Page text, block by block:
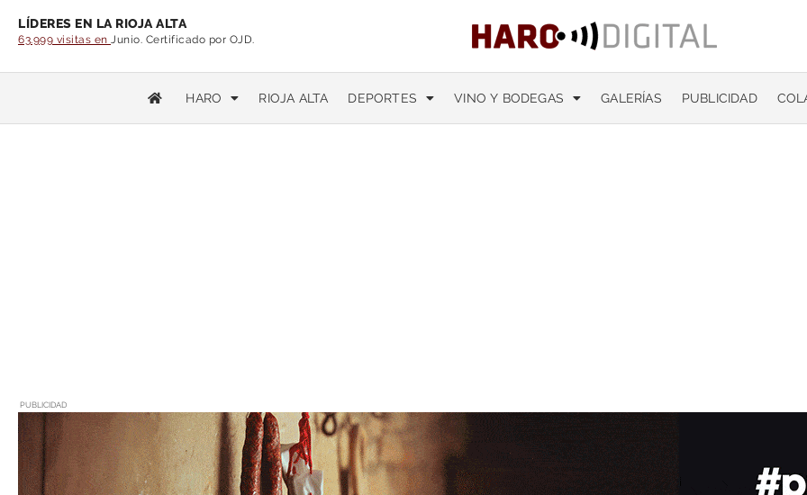
LÍDERES EN LA RIOJA ALTA
63.999 visitas en Junio. Certificado por OJD.
HARO RIOJA ALTA DEPORTES VINO Y BODEGAS GALERÍAS PUBLICIDAD
PUBLICIDAD